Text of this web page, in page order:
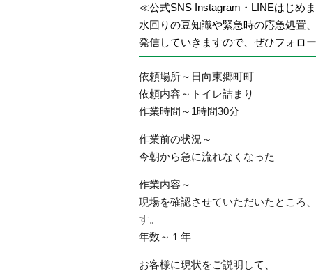
≪公式SNS Instagram・LINEはじめ
水回りの豆知識や緊急時の応急処置
発信していきますので、ぜひフォロ
依頼場所～日向東郷町町
依頼内容～トイレ詰まり
作業時間～1時間30分
作業前の状況～
今朝から急に流れなくなった
作業内容～
現場を確認させていただいたところ
す。
年数～１年
お客様に現状をご説明して、